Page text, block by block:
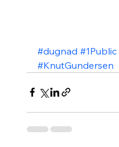
#dugnad #1Public
#KnutGundersen